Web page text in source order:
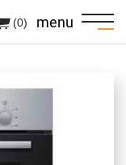
menu
(0)